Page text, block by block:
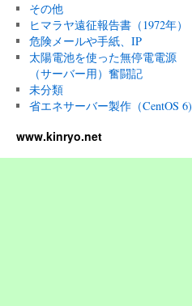
その他
ヒマラヤ遠征報告書（1972年）
危険メールや手紙、IP
太陽電池を使った無停電電源
（サーバー用）奮闘記
未分類
省エネサーバー製作（CentOS 6)
www.kinryo.net